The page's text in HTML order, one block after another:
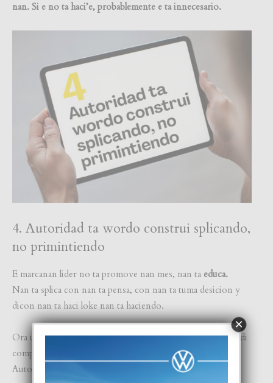
nan. Si e no ta haci’e, probablemente e ta innecesario.
4. Autoridad ta wordo construi splicando,
no primintiendo
E marcanan lider no ta promove nan mes, nan ta educa.
Nan ta splica con nan ta pensa, con nan ta tuma desicion y
dicon nan ta haci loke nan ta haciendo.
Ora un marca tin e curashi pa mustra su proceso, e ta stop di
competi riba prijs y ta cuminsa competi riba calidad.
Autoridad no ta wordo grita, e ta wordo demostra.
×